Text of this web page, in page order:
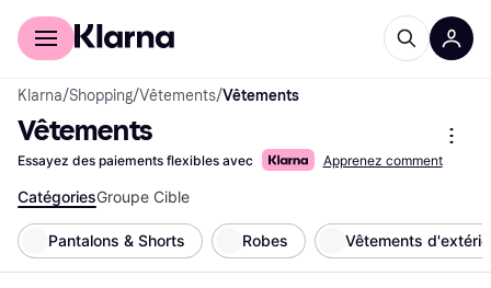
Acheter avec Klarna
Klarna/Shopping/Vêtements/Vêtements
Vêtements
Essayez des paiements flexibles avec Apprenez comment
CatégoriesGroupe Cible
Pantalons & Shorts Robes Vêtements